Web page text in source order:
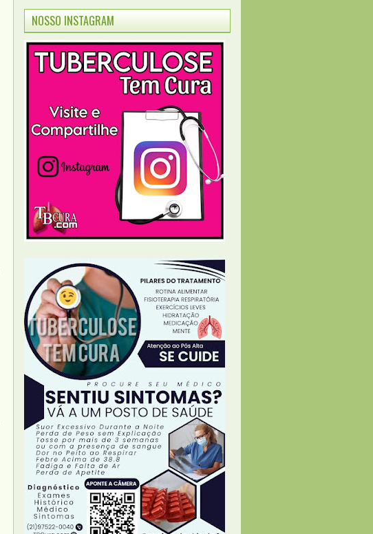
NOSSO INSTAGRAM